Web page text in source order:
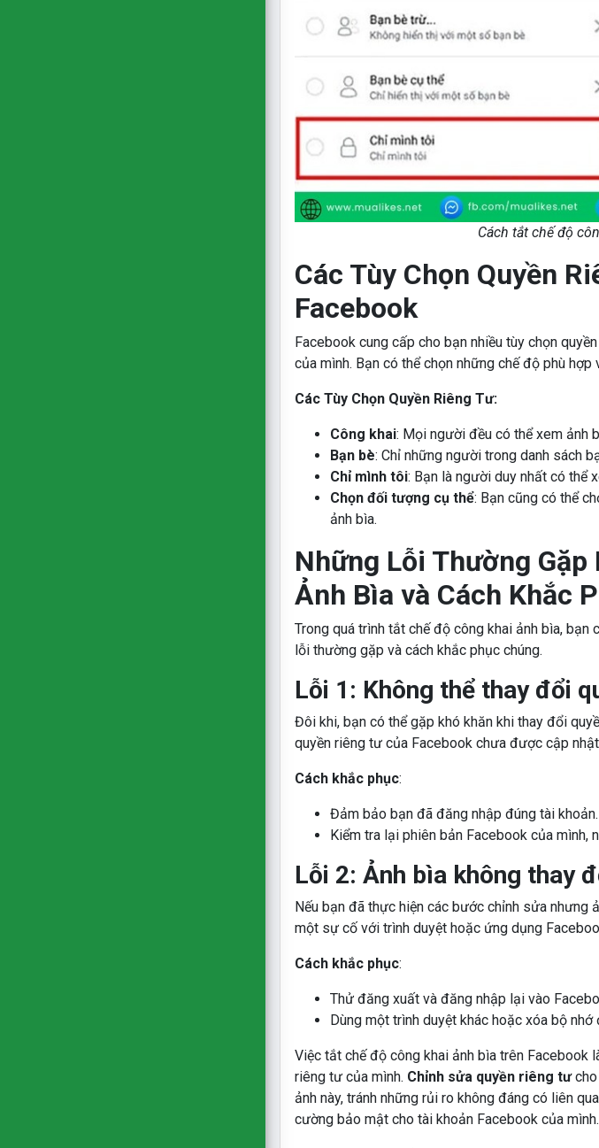
Cách tắt chế độ
Các Tùy Chọn Quyền
Facebook
Facebook cung cấp cho bạn nhiều tùy chọn
của mình. Bạn có thể chọn những chế độ phù hợp
Các Tùy Chọn Quyền Riêng Tư:
Công khai: Mọi người đều có thể xem ảnh
Bạn bè: Chỉ những người trong danh sách
Chỉ mình tôi: Bạn là người duy nhất có thể
Chọn đối tượng cụ thể: Bạn cũng có thể
ảnh bìa.
Những Lỗi Thường
Ảnh Bìa và Cách Khắc
Trong quá trình tắt chế độ công khai ảnh bìa,
lỗi thường gặp và cách khắc phục chúng.
Lỗi 1: Không thể thay đổi
Đôi khi, bạn có thể gặp khó khăn khi thay đổi
quyền riêng tư của Facebook chưa được cập
Cách khắc phục:
Đảm bảo bạn đã đăng nhập đúng tài khoản.
Kiểm tra lại phiên bản Facebook của mình,
Lỗi 2: Ảnh bìa không thay
Nếu bạn đã thực hiện các bước chỉnh sửa nhưng
một sự cố với trình duyệt hoặc ứng dụng
Cách khắc phục:
Thử đăng xuất và đăng nhập lại vào
Dùng một trình duyệt khác hoặc xóa bộ
Việc tắt chế độ công khai ảnh bìa trên
riêng tư của mình. Chỉnh sửa quyền riêng tưcho
ảnh này, tránh những rủi ro không đáng có liên
cường bảo mật cho tài khoản Facebook của mình.